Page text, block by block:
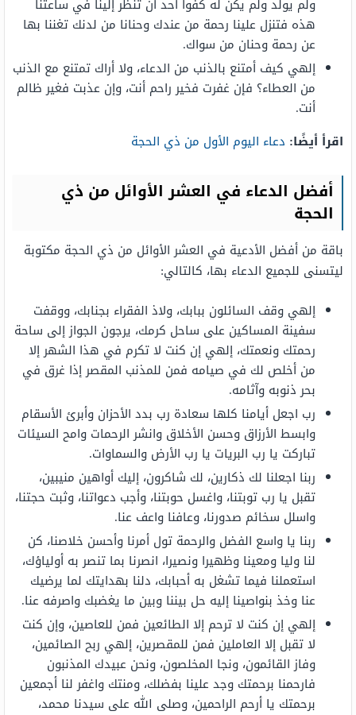
ولم يولد ولم يكن له كفوا أحد أن تنظر إلينا في ساعتنا
هذه فتنزل علينا رحمة من عندك وحنانا من لدنك تغننا بها
عن رحمة وحنان من سواك.
إلهي كيف أمتنع بالذنب من الدعاء، ولا أراك تمتنع مع الذنب
من العطاء؟ فإن غفرت فخير راحم أنت، وإن عذبت فغير ظالم
أنت.
اقرأ أيضًا: دعاء اليوم الأول من ذي الحجة
أفضل الدعاء في العشر الأوائل من ذي
الحجة
باقة من أفضل الأدعية في العشر الأوائل من ذي الحجة مكتوبة
ليتسنى للجميع الدعاء بها، كالتالي:
إلهي وقف السائلون ببابك، ولاذ الفقراء بجنابك، ووقفت
سفينة المساكين على ساحل كرمك، يرجون الجواز إلى ساحة
رحمتك ونعمتك، إلهي إن كنت لا تكرم في هذا الشهر إلا
من أخلص لك في صيامه فمن للمذنب المقصر إذا غرق في
بحر ذنوبه وآثامه.
رب اجعل أيامنا كلها سعادة رب بدد الأحزان وأبرئ الأسقام
وابسط الأرزاق وحسن الأخلاق وانشر الرحمات وامح السيئات
تباركت يا رب البريات يا رب الأرض والسماوات.
ربنا اجعلنا لك ذكارين، لك شاكرون، إليك أواهين منيبين،
تقبل يا رب توبتنا، واغسل حوبتنا، وأجب دعواتنا، وثبت حجتنا،
واسلل سخائم صدورنا، وعافنا واعف عنا.
ربنا يا واسع الفضل والرحمة تول أمرنا وأحسن خلاصنا، كن
لنا وليا ومعينا وظهيرا ونصيرا، انصرنا بما تنصر به أولياؤك،
استعملنا فيما تشغل به أحبابك، دلنا بهدايتك لما يرضيك
عنا وخذ بنواصينا إليه حل بيننا وبين ما يغضبك واصرفه عنا.
إلهي إن كنت لا ترحم إلا الطائعين فمن للعاصين، وإن كنت
لا تقبل إلا العاملين فمن للمقصرين، إلهي ربح الصائمين،
وفاز القائمون، ونجا المخلصون، ونحن عبيدك المذنبون
فارحمنا برحمتك وجد علينا بفضلك، ومنتك واغفر لنا أجمعين
برحمتك يا أرحم الراحمين، وصلى الله على سيدنا محمد،